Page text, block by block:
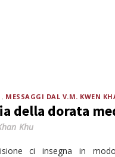
MESSAGGI DAL V.M. KWEN
della dorata
Khu
ci insegna in